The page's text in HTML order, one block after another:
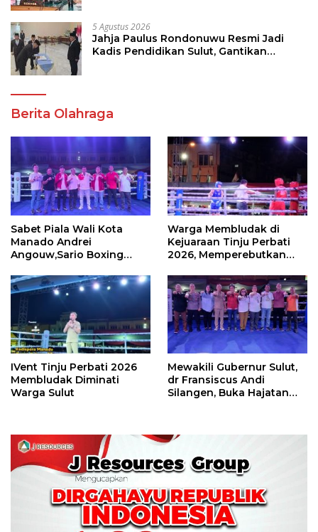
5 Agustus 2026
Jahja Paulus Rondonuwu Resmi Jadi
Kadis Pendidikan Sulut, Gantikan
Berita Olahraga
Sabet Piala Wali Kota
Manado Andrei
Angouw,Sario Boxing
Perbati 2026
Warga Membludak di
Kejuaraan Tinju Perbati
2026, Memperebutkan
IVent Tinju Perbati 2026
Membludak Diminati
Warga Sulut
Mewakili Gubernur Sulut,
dr Fransiscus Andi
Silangen, Buka Hajatan